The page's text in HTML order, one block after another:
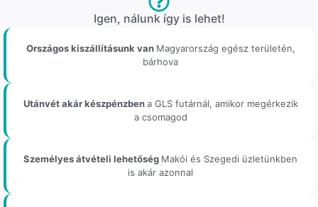
Igen, nálunk így is lehet!
Országos kiszállításunk van Magyarország egész területén,
bárhova
Utánvét akár készpénzbena GLS futárnál, amikor megérkezik
a csomagod
Személyes átvételi lehetőség Makói és Szegedi üzletünkben
is akár azonnal